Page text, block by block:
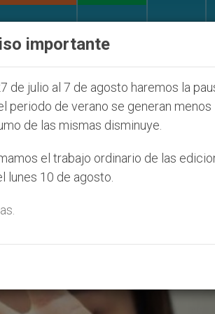
Seúl 2027 ONU se
importante
de julio al 7 de agosto haremos la
periodo de verano se generan
de las mismas disminuye.
el trabajo ordinario de las
lunes 10 de agosto.